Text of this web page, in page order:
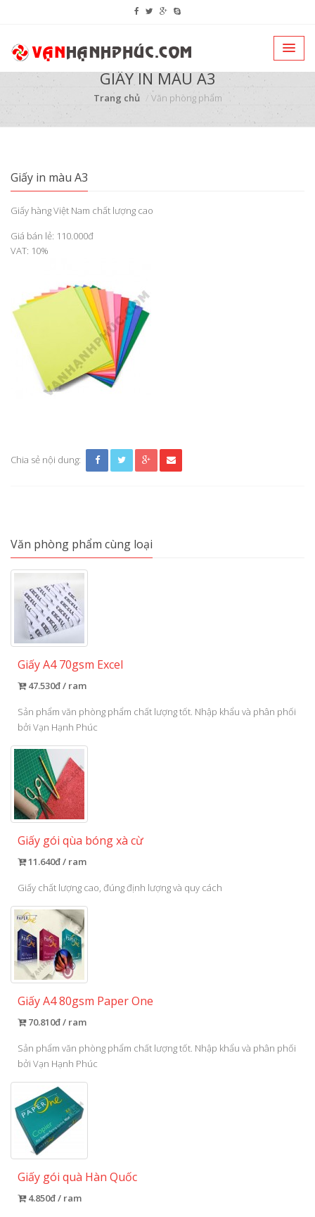
GIẤY IN MÀU A3
Trang chủ Văn phòng phẩm
Giấy in màu A3
Giấy hàng Việt Nam chất lượng cao
Giá bán lẻ: 110.000đ
VAT: 10%
Chia sẻ nội dung:
Văn phòng phẩm cùng loại
Giấy A4 70gsm Excel
47.530đ / ram
Sản phẩm văn phòng phẩm chất lượng tốt. Nhập khẩu và phân phối
bởi Vạn Hạnh Phúc
Giấy gói qùa bóng xà cừ
11.640đ / ram
Giấy chất lượng cao, đúng định lượng và quy cách
Giấy A4 80gsm Paper One
70.810đ / ram
Sản phẩm văn phòng phẩm chất lượng tốt. Nhập khẩu và phân phối
bởi Vạn Hạnh Phúc
Giấy gói quà Hàn Quốc
4.850đ / ram